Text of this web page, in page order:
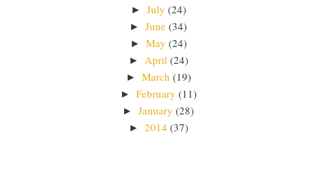
► July (24)
► June (34)
► May (24)
► April (24)
► March (19)
► February (11)
► January (28)
► 2014 (37)